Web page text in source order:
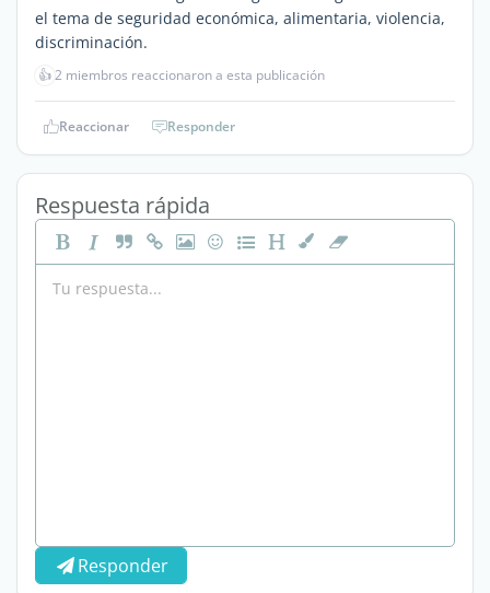
el tema de seguridad económica, alimentaria, violencia,
discriminación.
👍2 miembros reaccionaron a esta publicación
Reaccionar Responder
Respuesta rápida
Responder